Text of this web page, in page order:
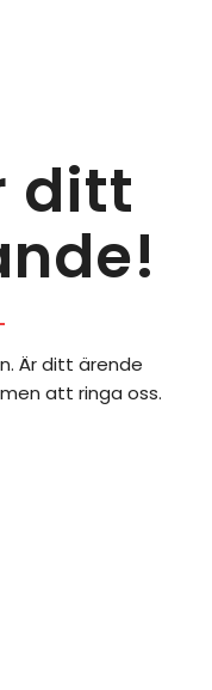
ditt
Är ditt ärende
att ringa oss.